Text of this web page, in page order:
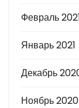
Февраль
Январь 2021
Декабрь
Ноябрь 2020